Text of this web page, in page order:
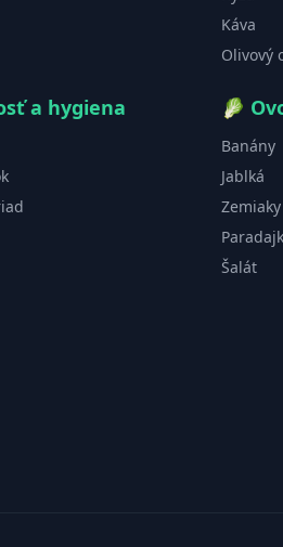
Káva
Olivový
a hygiena 🥬
Banány
Jablká
Zemiaky
Šalát